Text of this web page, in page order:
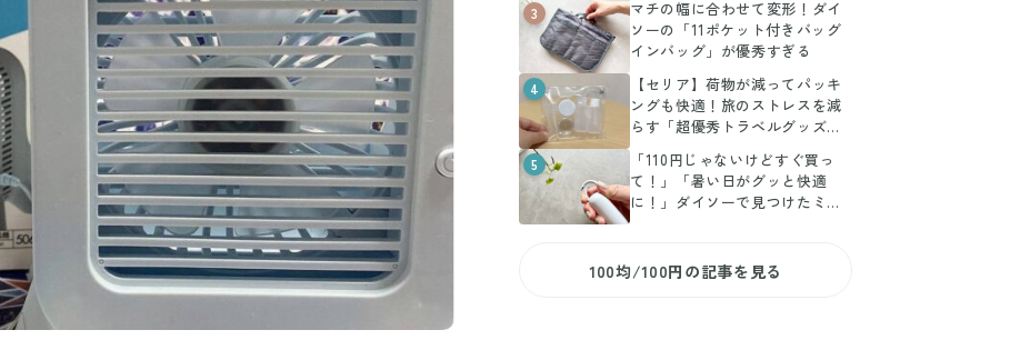
3
マチの幅に合わせて変形！ダイ
ソーの「11ポケット付きバッグ
インバッグ」が優秀すぎる
4
【セリア】荷物が減ってパッキ
ングも快適！旅のストレスを減
らす「超優秀トラベルグッズ」3
5
「110円じゃないけどすぐ買っ
て！」「暑い日がグッと快適
に！」ダイソーで見つけたミニ
100均/100円の記事を見る